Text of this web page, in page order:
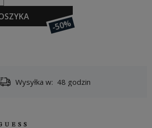
-50%
Wysyłka w: 48 godzin